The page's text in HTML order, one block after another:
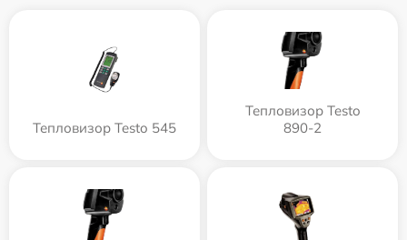
Тепловизор Testo 545
Тепловизор Testo
890-2